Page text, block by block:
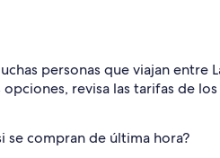
personas que viajan
revisa las tarifas de
se compran de última hora?